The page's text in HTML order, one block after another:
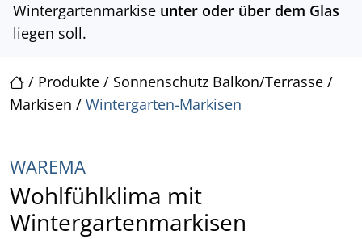
/ Produkte / Sonnenschutz Balkon/Terrasse /
Markisen / Wintergarten-Markisen
Wintergartenmarkise unter oder über dem Glas
liegen soll.
WAREMA
Wohlfühlklima mit
Wintergartenmarkisen